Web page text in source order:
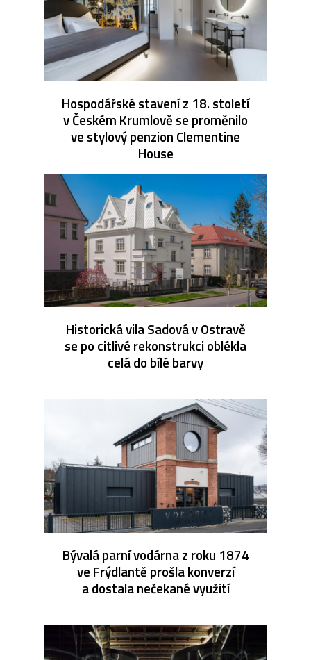
Hospodářské stavení z 18. století
v Českém Krumlově se proměnilo
ve stylový penzion Clementine
House
Historická vila Sadová v Ostravě
se po citlivé rekonstrukci oblékla
celá do bílé barvy
Bývalá parní vodárna z roku 1874
ve Frýdlantě prošla konverzí
a dostala nečekané využití